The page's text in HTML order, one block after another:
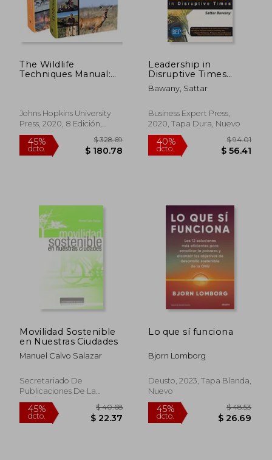
The Wildlife
Techniques Manual:
(Volumes 1 and 2) (en
Inglés)
Johns Hopkins University
Press, 2020, 8 Edición,
Tapa Dura, Nuevo
45%
$ 180.78
Leadership in
Disruptive Times
(Issn) (en Inglés)
Bawany, Sattar
Business Expert Press,
2020, Tapa Dura, Nuevo
40%
dcto.
Movilidad Sostenible
en Nuestras Ciudades
Manuel Calvo Salazar
Secretariado De
Publicaciones De La
Universidad De Sevilla,
2013, 1 Edición, Tapa
Blanda, Nuevo
Lo que sí funciona
Bjorn Lomborg
Deusto, 2023, Tapa Blanda,
Nuevo